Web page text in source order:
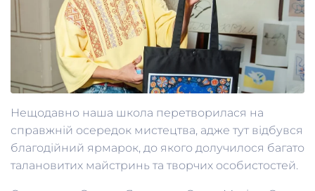
Нещодавно наша школа перетворилася на
справжній осередок мистецтва, адже тут відбувся
благодійний ярмарок, до якого долучилося багато
талановитих майстринь та творчих особистостей.